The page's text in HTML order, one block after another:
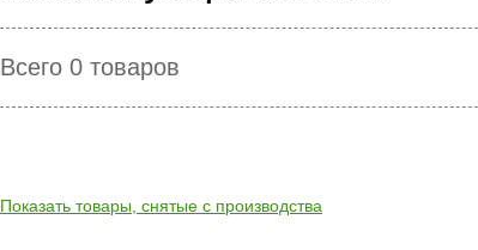
Всего 0 товаров
Показать товары, снятые с производства